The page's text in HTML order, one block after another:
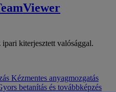
kiterjesztett valósággal.
Kézmentes anyagmozgatás
betanítás és továbbképzés